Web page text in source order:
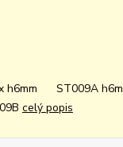
h6mm ST009A
celý popis